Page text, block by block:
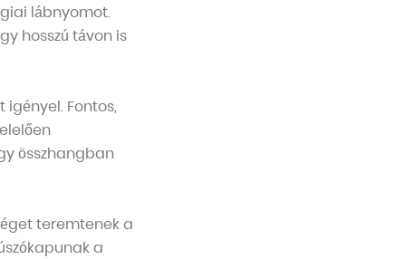
lábnyomot.
hosszú távon is
igényel. Fontos,
összhangban
teremtenek a
a